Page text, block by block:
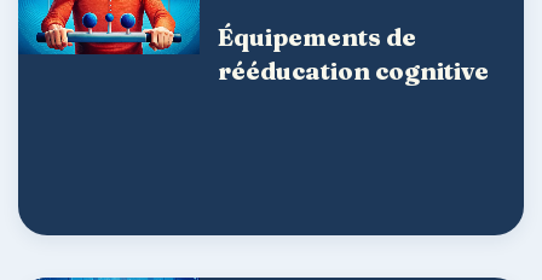
Équipements de
rééducation cognitive